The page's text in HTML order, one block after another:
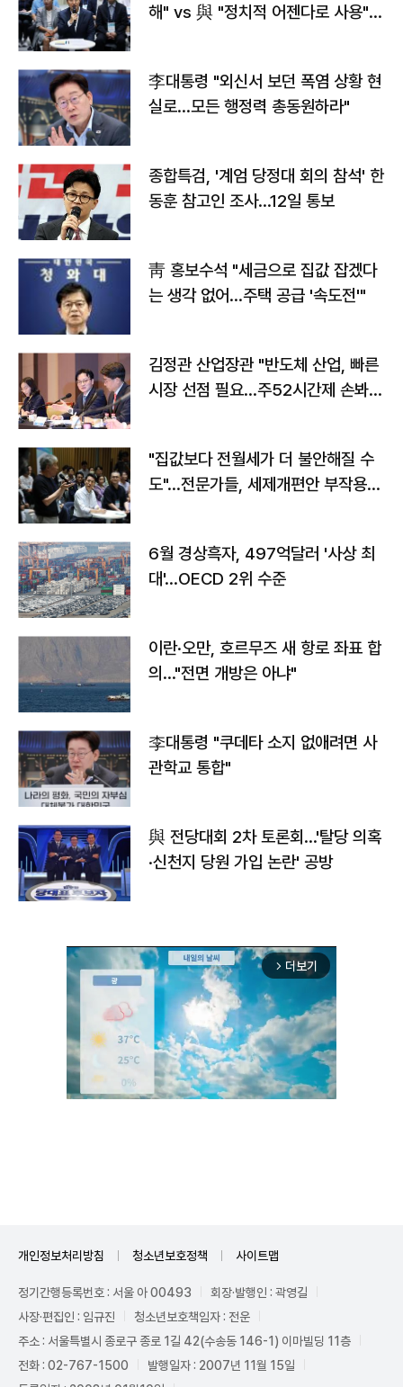
해" vs 與 "정치적 어젠다로 사용"
李대통령 "외신서 보던 폭염 상황 현
실로…모든 행정력 총동원하라"
종합특검, '계엄 당정대 회의 참석' 한
동훈 참고인 조사...12일 통보
靑 홍보수석 "세금으로 집값 잡겠다
는 생각 없어…주택 공급 '속도전'"
김정관 산업장관 "반도체 산업, 빠른
시장 선점 필요…주52시간제 손봐
"집값보다 전월세가 더 불안해질 수
도"…전문가들, 세제개편안 부작용
6월 경상흑자, 497억달러 '사상 최
대'…OECD 2위 수준
이란·오만, 호르무즈 새 항로 좌표 합
의…"전면 개방은 아냐"
李대통령 "쿠데타 소지 없애려면 사
관학교 통합"
與 전당대회 2차 토론회…'탈당 의혹
·신천지 당원 가입 논란' 공방
arrow_forward_ios 더보기
개인정보처리방침 청소년보호정책 사이트맵
정기간행등록번호 : 서울 아 00493
회장·발행인 : 곽영길
사장·편집인 : 임규진
청소년보호책임자 : 전운
주소 : 서울특별시 종로구 종로 1길 42(수송동 146-1) 이마빌딩 11층
전화 : 02-767-1500
발행일자 : 2007년 11월 15일